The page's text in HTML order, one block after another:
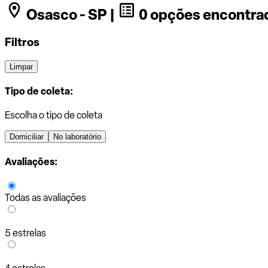
Osasco - SP | 0 opções
Filtros
Limpar
Tipo de coleta:
Escolha o tipo de coleta
Domiciliar No laboratório
Avaliações:
Todas as avaliações
5 estrelas